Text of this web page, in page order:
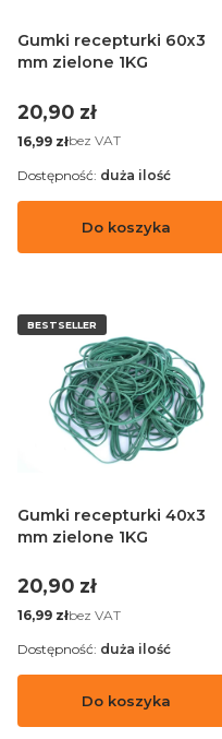
Gumki recepturki 60x3
mm zielone 1KG
Cena
20,90 zł
Cena
16,99 złbez VAT
Do koszyka
Dostępność: duża ilość
BESTSELLER
Gumki recepturki 40x3
mm zielone 1KG
Cena
20,90 zł
Cena
16,99 złbez VAT
Do koszyka
Dostępność: duża ilość